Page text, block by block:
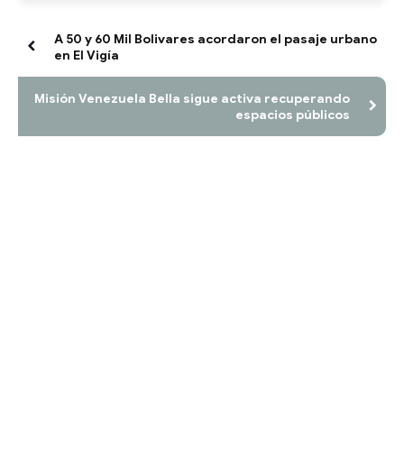
A 50 y 60 Mil Bolivares acordaron el pasaje urbano
en El Vigía
Misión Venezuela Bella sigue activa recuperando
espacios públicos